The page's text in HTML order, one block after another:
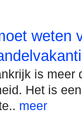
weten
is meer
Het is
meer